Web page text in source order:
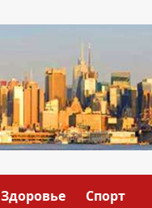
Здоровье Спорт